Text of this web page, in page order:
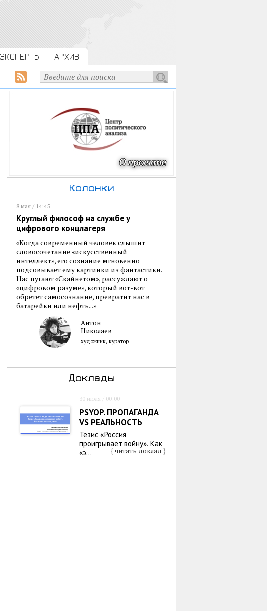
ЭКСПЕРТЫ АРХИВ
Колонки
8 мая / 14:45
Круглый философ на службе у
цифрового концлагеря
«Когда современный человек слышит
словосочетание «искусственный
интеллект», его сознание мгновенно
подсовывает ему картинки из фантастики.
Нас пугают «Скайнетом», рассуждают о
«цифровом разуме», который вот-вот
обретет самосознание, превратит нас в
батарейки или нефть...»
Антон
Николаев
художник, куратор
Доклады
30 июля / 00:00
PSYOP. ПРОПАГАНДА
VS РЕАЛЬНОСТЬ
Тезис «Россия
проигрывает войну». Как
«э...
{ читать доклад }